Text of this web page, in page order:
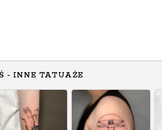
- INNE TATUAŻE